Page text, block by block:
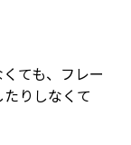
ても、フレー
りしなくて